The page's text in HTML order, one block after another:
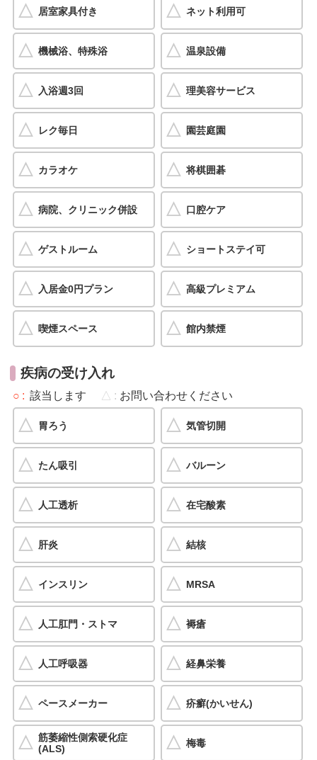
居室家具付き ネット利用可
機械浴、特殊浴 温泉設備
入浴週3回 理美容サービス
レク毎日 園芸庭園
カラオケ 将棋囲碁
病院、クリニック併設 口腔ケア
ゲストルーム ショートステイ可
入居金0円プラン 高級プレミアム
喫煙スペース 館内禁煙
疾病の受け入れ
○ 該当します △ お問い合わせください
胃ろう 気管切開
たん吸引 バルーン
人工透析 在宅酸素
肝炎 結核
インスリン MRSA
人工肛門・ストマ 褥瘡
人工呼吸器 経鼻栄養
ペースメーカー 疥癬(かいせん)
筋萎縮性側索硬化症
(ALS)
梅毒